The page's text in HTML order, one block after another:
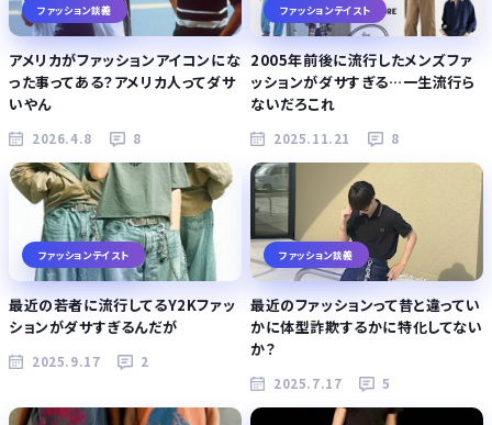
ファッション談義
アメリカがファッションアイコンにな
った事ってある？アメリカ人ってダサ
いやん
2026.4.8 8
ファッションテイスト
2005年前後に流行したメンズファ
ッションがダサすぎる…一生流行ら
ないだろこれ
2025.11.21 8
ファッションテイスト
最近の若者に流行してるY2Kファッ
ションがダサすぎるんだが
2025.9.17 2
ファッション談義
最近のファッションって昔と違ってい
かに体型詐欺するかに特化してない
か？
2025.7.17 5